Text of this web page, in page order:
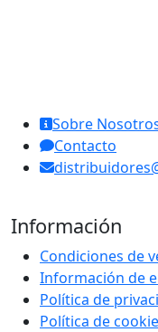
Sobre
Contacto
Información
Condiciones de
Información de
Política de
Política de